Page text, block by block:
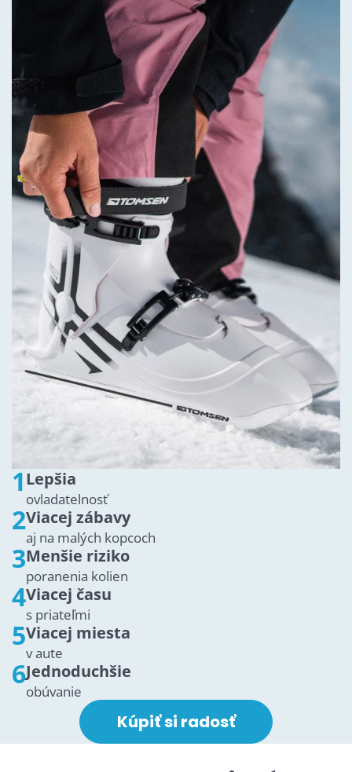
1Lepšia
ovladatelnosť
2Viacej zábavy
aj na malých kopcoch
3Menšie riziko
poranenia kolien
4Viacej času
s priateľmi
5Viacej miesta
v aute
6Jednoduchšie
obúvanie
Kúpiť si radosť